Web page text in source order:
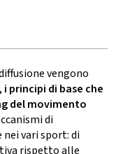
vengono
i principi di base che
del movimento
di
vari sport: di
rispetto alle